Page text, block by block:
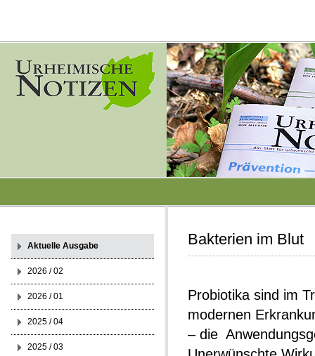
Bakterien im Blut
Probiotika sind im
modernen
– die
Aktuelle Ausgabe
2026 / 02
2026 / 01
2025 / 04
2025 / 03